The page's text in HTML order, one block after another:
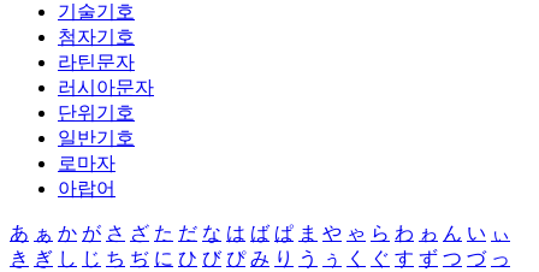
기술기호
첨자기호
라틴문자
러시아문자
단위기호
일반기호
로마자
아랍어
あ ぁ か が さ ざ た だ な は ば ぱ ま や ゃ ら わ ゎ ん い ぃ
き ぎ し じ ち ぢ に ひ び ぴ み り う ぅ く ぐ す ず つ づ っ